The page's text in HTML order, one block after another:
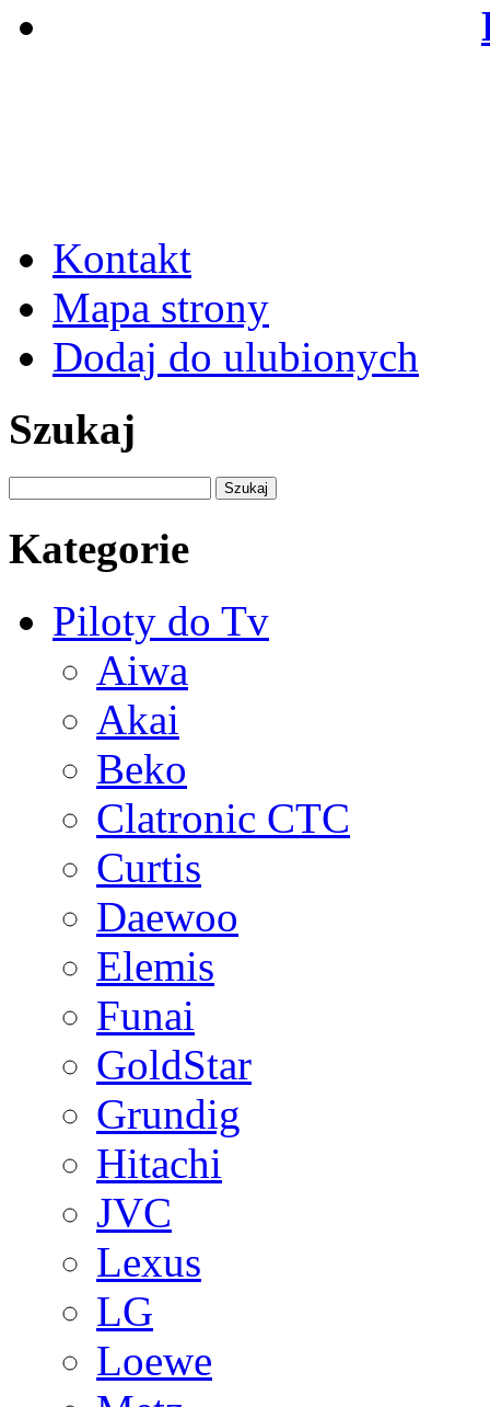
Kontakt
Mapa strony
Dodaj do ulubionych
Szukaj
Kategorie
Piloty do Tv
Aiwa
Akai
Beko
Clatronic CTC
Curtis
Daewoo
Elemis
Funai
GoldStar
Grundig
Hitachi
JVC
Lexus
LG
Loewe